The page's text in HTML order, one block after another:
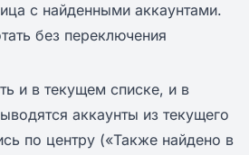
с найденными аккаунтами.
без переключения
и в текущем списке, и в
аккаунты из текущего
по центру («Также найдено в